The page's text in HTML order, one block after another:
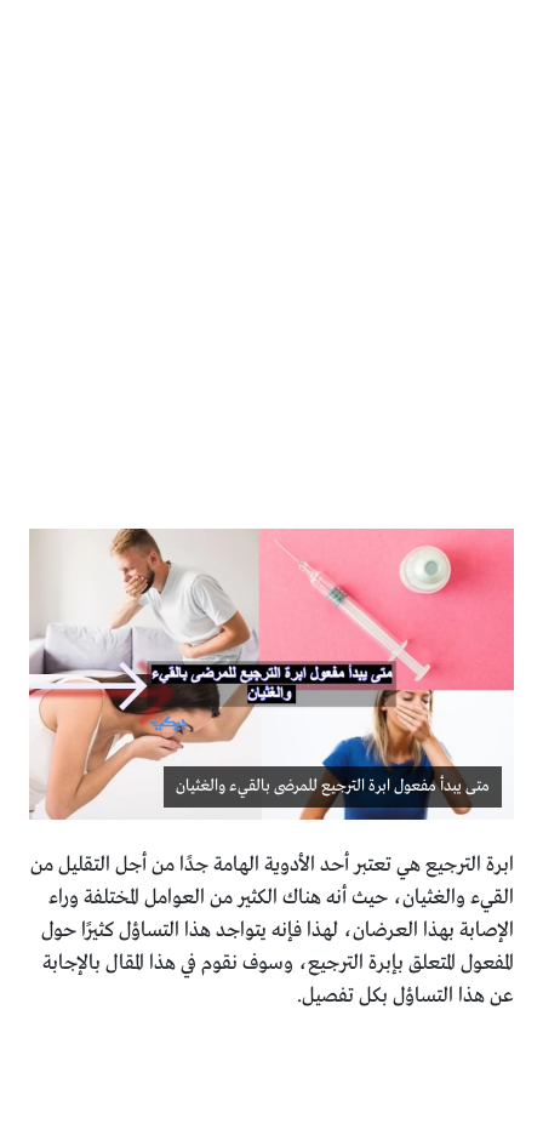
متى يبدأ مفعول ابرة الترجيع للمرضى بالقيء والغثيان
ابرة الترجيع هي تعتبر أحد الأدوية الهامة جدًا من أجل التقليل من
القيء والغثيان، حيث أنه هناك الكثير من العوامل المختلفة وراء
الإصابة بهذا العرضان، لهذا فإنه يتواجد هذا التساؤل كثيرًا حول
المفعول المتعلق بإبرة الترجيع، وسوف نقوم في هذا المقال بالإجابة
عن هذا التساؤل بكل تفصيل.